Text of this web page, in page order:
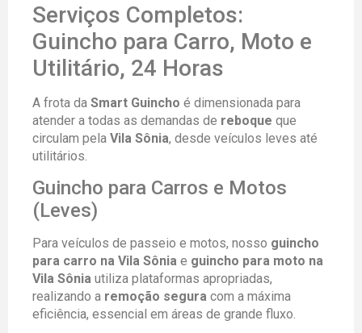
Serviços Completos:
Guincho para Carro, Moto e
Utilitário, 24 Horas
A frota da Smart Guincho é dimensionada para
atender a todas as demandas de reboque que
circulam pela Vila Sônia, desde veículos leves até
utilitários.
Guincho para Carros e Motos
(Leves)
Para veículos de passeio e motos, nosso guincho
para carro na Vila Sônia e guincho para moto na
Vila Sônia utiliza plataformas apropriadas,
realizando a remoção segura com a máxima
eficiência, essencial em áreas de grande fluxo.